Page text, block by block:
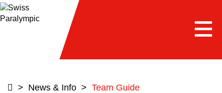
> News & Info > Team Guide